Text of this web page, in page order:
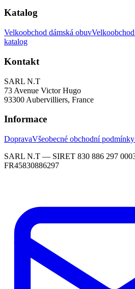
Katalog
Velkoobchod dámská obuv
katalog
Kontakt
SARL N.T
73 Avenue Victor Hugo
93300 Aubervilliers, France
Informace
DopravaVšeobecné obchodní podmínky
SARL N.T — SIRET 830 886 297
FR45830886297